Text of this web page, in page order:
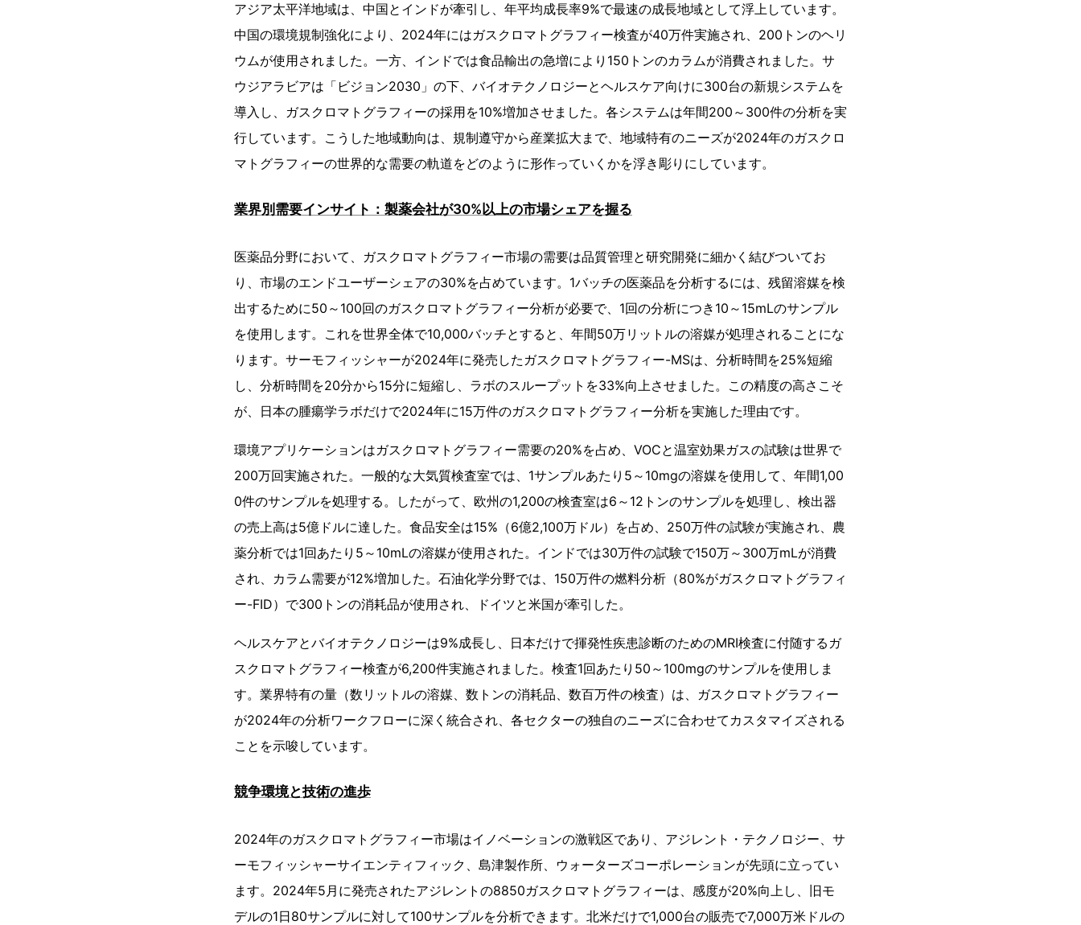
アジア太平洋地域は、中国とインドが牽引し、年平均成長率9%で最速の成長地域として浮上しています。
中国の環境規制強化により、2024年にはガスクロマトグラフィー検査が40万件実施され、200トンのヘリ
ウムが使用されました。一方、インドでは食品輸出の急増により150トンのカラムが消費されました。サ
ウジアラビアは「ビジョン2030」の下、バイオテクノロジーとヘルスケア向けに300台の新規システムを
導入し、ガスクロマトグラフィーの採用を10%増加させました。各システムは年間200～300件の分析を実
行しています。こうした地域動向は、規制遵守から産業拡大まで、地域特有のニーズが2024年のガスクロ
マトグラフィーの世界的な需要の軌道をどのように形作っていくかを浮き彫りにしています。
業界別需要インサイト：製薬会社が30%以上の市場シェアを握る
医薬品分野において、ガスクロマトグラフィー市場の需要は品質管理と研究開発に細かく結びついてお
り、市場のエンドユーザーシェアの30%を占めています。1バッチの医薬品を分析するには、残留溶媒を検
出するために50～100回のガスクロマトグラフィー分析が必要で、1回の分析につき10～15mLのサンプル
を使用します。これを世界全体で10,000バッチとすると、年間50万リットルの溶媒が処理されることにな
ります。サーモフィッシャーが2024年に発売したガスクロマトグラフィー-MSは、分析時間を25%短縮
し、分析時間を20分から15分に短縮し、ラボのスループットを33%向上させました。この精度の高さこそ
が、日本の腫瘍学ラボだけで2024年に15万件のガスクロマトグラフィー分析を実施した理由です。
環境アプリケーションはガスクロマトグラフィー需要の20%を占め、VOCと温室効果ガスの試験は世界で
200万回実施された。一般的な大気質検査室では、1サンプルあたり5～10mgの溶媒を使用して、年間1,00
0件のサンプルを処理する。したがって、欧州の1,200の検査室は6～12トンのサンプルを処理し、検出器
の売上高は5億ドルに達した。食品安全は15%（6億2,100万ドル）を占め、250万件の試験が実施され、農
薬分析では1回あたり5～10mLの溶媒が使用された。インドでは30万件の試験で150万～300万mLが消費
され、カラム需要が12%増加した。石油化学分野では、150万件の燃料分析（80%がガスクロマトグラフィ
ー-FID）で300トンの消耗品が使用され、ドイツと米国が牽引した。
ヘルスケアとバイオテクノロジーは9%成長し、日本だけで揮発性疾患診断のためのMRI検査に付随するガ
スクロマトグラフィー検査が6,200件実施されました。検査1回あたり50～100mgのサンプルを使用しま
す。業界特有の量（数リットルの溶媒、数トンの消耗品、数百万件の検査）は、ガスクロマトグラフィー
が2024年の分析ワークフローに深く統合され、各セクターの独自のニーズに合わせてカスタマイズされる
ことを示唆しています。
競争環境と技術の進歩
2024年のガスクロマトグラフィー市場はイノベーションの激戦区であり、アジレント・テクノロジー、サ
ーモフィッシャーサイエンティフィック、島津製作所、ウォーターズコーポレーションが先頭に立ってい
ます。2024年5月に発売されたアジレントの8850ガスクロマトグラフィーは、感度が20%向上し、旧モ
デルの1日80サンプルに対して100サンプルを分析できます。北米だけで1,000台の販売で7,000万米ドルの